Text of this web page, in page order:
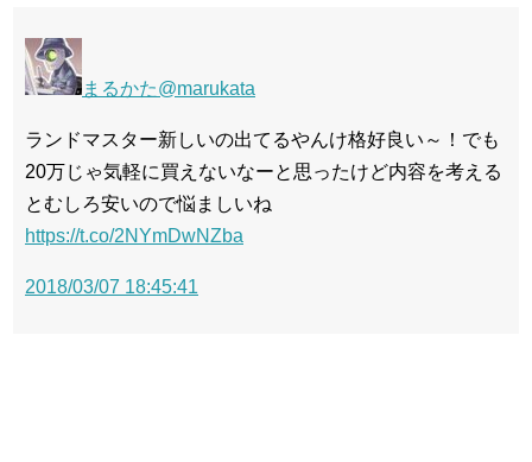
まるかた@marukata
ランドマスター新しいの出てるやんけ格好良い～！でも
20万じゃ気軽に買えないなーと思ったけど内容を考える
とむしろ安いので悩ましいね
https://t.co/2NYmDwNZba
2018/03/07 18:45:41